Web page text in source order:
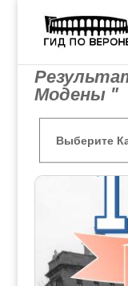
Модены "